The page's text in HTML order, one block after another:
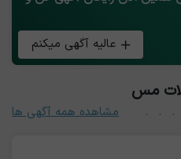
عالیه آگهی میکنم
مس
مشاهده همه آگهی ها